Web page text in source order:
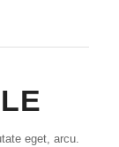
eget, arcu.